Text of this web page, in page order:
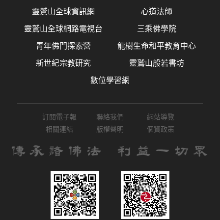
靈鷲山全球資訊網 心道法師
靈鷲山全球網路電視台 三乘佛學院
青年佛門探索營 龍樹生命和平教育中心
新世紀宗教研究 靈鷲山般若書坊
數位學習網
訂閱電子報 聯絡我們
網站導覽
相關連結
版權聲明 個資政策